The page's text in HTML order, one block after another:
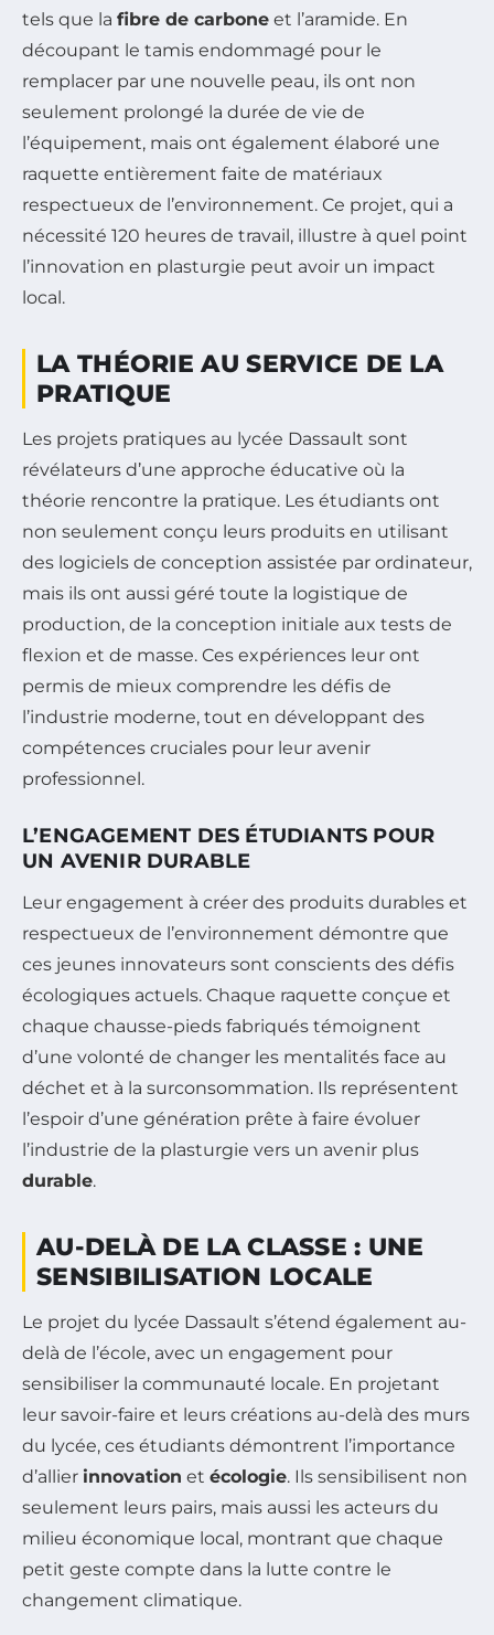
tels que la fibre de carbone et l’aramide. En
découpant le tamis endommagé pour le
remplacer par une nouvelle peau, ils ont non
seulement prolongé la durée de vie de
l’équipement, mais ont également élaboré une
raquette entièrement faite de matériaux
respectueux de l’environnement. Ce projet, qui a
nécessité 120 heures de travail, illustre à quel point
l’innovation en plasturgie peut avoir un impact
local.
LA THÉORIE AU SERVICE DE LA
PRATIQUE
Les projets pratiques au lycée Dassault sont
révélateurs d’une approche éducative où la
théorie rencontre la pratique. Les étudiants ont
non seulement conçu leurs produits en utilisant
des logiciels de conception assistée par ordinateur,
mais ils ont aussi géré toute la logistique de
production, de la conception initiale aux tests de
flexion et de masse. Ces expériences leur ont
permis de mieux comprendre les défis de
l’industrie moderne, tout en développant des
compétences cruciales pour leur avenir
professionnel.
L’ENGAGEMENT DES ÉTUDIANTS POUR
UN AVENIR DURABLE
Leur engagement à créer des produits durables et
respectueux de l’environnement démontre que
ces jeunes innovateurs sont conscients des défis
écologiques actuels. Chaque raquette conçue et
chaque chausse-pieds fabriqués témoignent
d’une volonté de changer les mentalités face au
déchet et à la surconsommation. Ils représentent
l’espoir d’une génération prête à faire évoluer
l’industrie de la plasturgie vers un avenir plus
durable.
AU-DELÀ DE LA CLASSE : UNE
SENSIBILISATION LOCALE
Le projet du lycée Dassault s’étend également au-
delà de l’école, avec un engagement pour
sensibiliser la communauté locale. En projetant
leur savoir-faire et leurs créations au-delà des murs
du lycée, ces étudiants démontrent l’importance
d’allier innovation et écologie. Ils sensibilisent non
seulement leurs pairs, mais aussi les acteurs du
milieu économique local, montrant que chaque
petit geste compte dans la lutte contre le
changement climatique.